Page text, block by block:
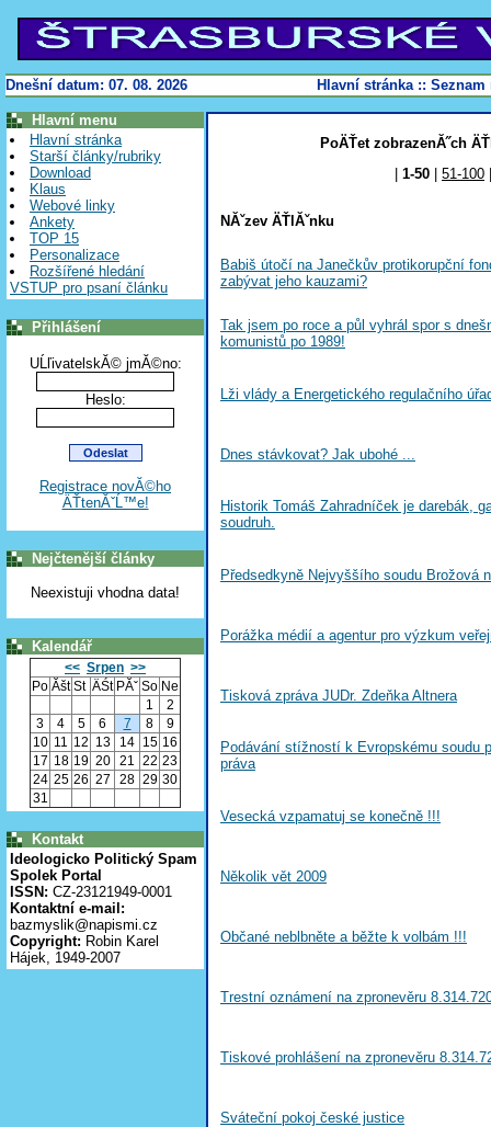
Dnešní datum: 07. 08. 2026 Hlavní stránka:: Seznam
Hlavní menu
Hlavní stránka
Starší články/rubriky
Download
Klaus
Webové linky
Ankety
TOP 15
Personalizace
Rozšířené hledání
VSTUP pro psaní článku
Přihlášení
UĹľivatelskĂ© jmĂ©no:
Heslo:
Registrace novĂ©ho
ÄŤtenĂˇĹ™e!
Nejčtenější články
Neexistuji vhodna data!
Kalendář
<< Srpen >>
Po Ăšt St ÄŚt PĂˇ So Ne
1
2
3
4 5 6 7 8
9
10 11 12 13 14 15 16
17 18 19 20 21 22 23
24 25 26 27 28 29 30
31
Kontakt
Ideologicko Politický Spam
Spolek Portal
ISSN: CZ-23121949-0001
Kontaktní e-mail:
bazmyslik@napismi.cz
Copyright: Robin Karel
Hájek, 1949-2007
PoÄŤet zobrazenĂ˝ch
1-50 51-100
NĂˇzev ÄŤlĂˇnku
Babiš útočí na Janečkův protikorupční
zabývat jeho kauzami?
Tak jsem po roce a půl vyhrál spor s
komunistů po 1989!
Lži vlády a Energetického regulačního
Dnes stávkovat? Jak ubohé ...
Historik Tomáš Zahradníček je darebák,
soudruh.
Předsedkyně Nejvyššího soudu Brožová
Porážka médií a agentur pro výzkum
Tisková zpráva JUDr. Zdeňka Altnera
Podávání stížností k Evropskému soudu
práva
Vesecká vzpamatuj se konečně !!!
Několik vět 2009
Občané neblbněte a běžte k volbám !!!
Trestní oznámení na zpronevěru
Tiskové prohlášení na zpronevěru
Sváteční pokoj české justice